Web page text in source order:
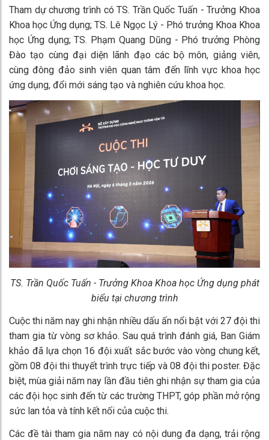
Tham dự chương trình có TS. Trần Quốc Tuấn - Trưởng Khoa
Khoa học Ứng dụng; TS. Lê Ngọc Lý - Phó trưởng Khoa Khoa
học Ứng dụng; TS. Phạm Quang Dũng - Phó trưởng Phòng
Đào tạo cùng đại diện lãnh đạo các bộ môn, giảng viên,
cùng đông đảo sinh viên quan tâm đến lĩnh vực khoa học
ứng dụng, đổi mới sáng tạo và nghiên cứu khoa học.
TS. Trần Quốc Tuấn - Trưởng Khoa Khoa học Ứng dụng phát
biểu tại chương trình
Cuộc thi năm nay ghi nhận nhiều dấu ấn nổi bật với 27 đội thi
tham gia từ vòng sơ khảo. Sau quá trình đánh giá, Ban Giám
khảo đã lựa chọn 16 đội xuất sắc bước vào vòng chung kết,
gồm 08 đội thi thuyết trình trực tiếp và 08 đội thi poster. Đặc
biệt, mùa giải năm nay lần đầu tiên ghi nhận sự tham gia của
các đội học sinh đến từ các trường THPT, góp phần mở rộng
sức lan tỏa và tính kết nối của cuộc thi.
Các đề tài tham gia năm nay có nội dung đa dạng, trải rộng